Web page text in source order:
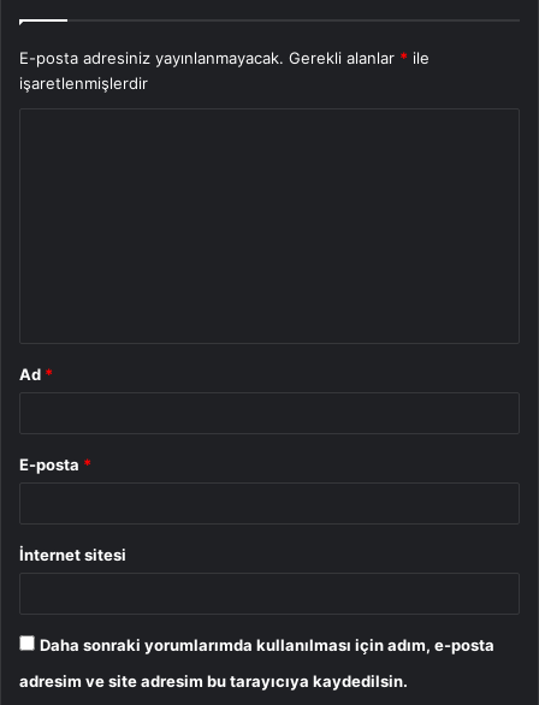
E-posta adresiniz yayınlanmayacak. Gerekli alanlar * ile
işaretlenmişlerdir
Ad *
E-posta *
İnternet sitesi
Daha sonraki yorumlarımda kullanılması için adım, e-posta
adresim ve site adresim bu tarayıcıya kaydedilsin.